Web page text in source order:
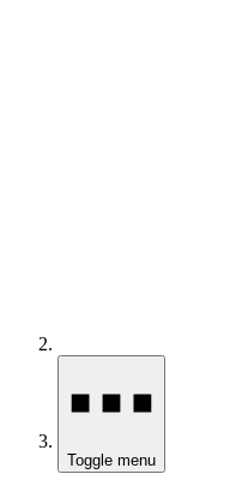
Toggle menu